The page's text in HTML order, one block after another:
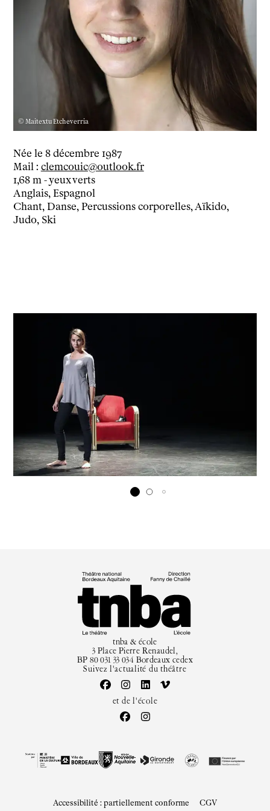
© Maitextu Etcheverria
Née le 8 décembre 1987
Mail : clemcouic@outlook.fr
1,68 m - yeux verts
Anglais, Espagnol
Chant, Danse, Percussions corporelles, Aïkido,
Judo, Ski
tnba & école
3 Place Pierre Renaudel,
BP 80 031 33 034 Bordeaux cedex
Suivez l'actualité du théâtre
et de l'école
Accessibilité : partiellement conforme CGV
Le théâtre
tnba, centre dramatique national
Artiste directrice
Artistes associé·es
Équipe
Espace partagé
Formation supérieure
Les Promotions
Stages de théâtre gratuits
Arriver au tnba
Ressources
Programmes de salle
Vidéos
Documents
Podcasts
Technique
Ressources pédagogiques
Espace production